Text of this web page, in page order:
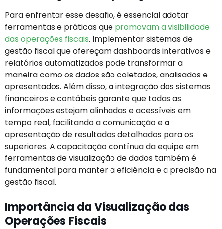
Para enfrentar esse desafio, é essencial adotar
ferramentas e práticas que promovam a visibilidade
das operações fiscais. Implementar sistemas de
gestão fiscal que ofereçam dashboards interativos e
relatórios automatizados pode transformar a
maneira como os dados são coletados, analisados e
apresentados. Além disso, a integração dos sistemas
financeiros e contábeis garante que todas as
informações estejam alinhadas e acessíveis em
tempo real, facilitando a comunicação e a
apresentação de resultados detalhados para os
superiores. A capacitação contínua da equipe em
ferramentas de visualização de dados também é
fundamental para manter a eficiência e a precisão na
gestão fiscal.
Importância da Visualização das
Operações Fiscais